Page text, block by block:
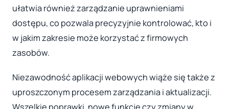
ułatwia również zarządzanie uprawnieniami
dostępu, co pozwala precyzyjnie kontrolować, kto i
w jakim zakresie może korzystać z firmowych
zasobów.
Niezawodność aplikacji webowych wiąże się także z
uproszczonym procesem zarządzania i aktualizacji.